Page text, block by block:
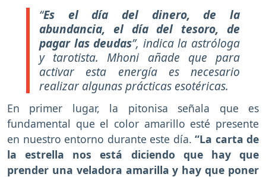
“Es el día del dinero, de la
abundancia, el día del tesoro, de
pagar las deudas”, indica la astróloga
y tarotista. Mhoni añade que para
activar esta energía es necesario
realizar algunas prácticas esotéricas.
En primer lugar, la pitonisa señala que es
fundamental que el color amarillo esté presente
en nuestro entorno durante este día. “La carta de
la estrella nos está diciendo que hay que
prender una veladora amarilla y hay que poner